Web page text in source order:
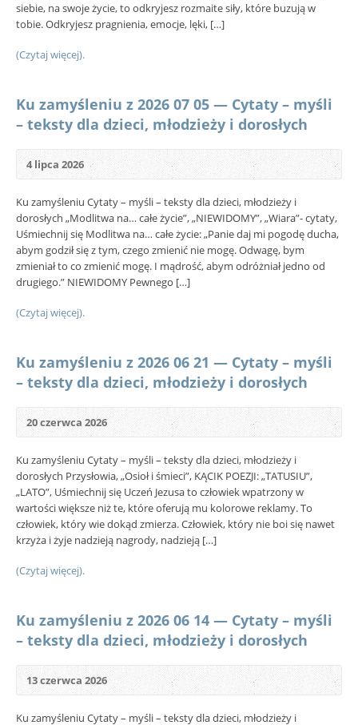
siebie, na swoje życie, to odkryjesz rozmaite siły, które buzują w
tobie. Odkryjesz pragnienia, emocje, lęki, […]
(Czytaj więcej).
Ku zamyśleniu z 2026 07 05 — Cytaty – myśli
– teksty dla dzieci, młodzieży i dorosłych
4 lipca 2026
Ku zamyśleniu Cytaty – myśli – teksty dla dzieci, młodzieży i
dorosłych „Modlitwa na… całe życie”, „NIEWIDOMY”, „Wiara”- cytaty,
Uśmiechnij się Modlitwa na… całe życie: „Panie daj mi pogodę ducha,
abym godził się z tym, czego zmienić nie mogę. Odwagę, bym
zmieniał to co zmienić mogę. I mądrość, abym odróżniał jedno od
drugiego.” NIEWIDOMY Pewnego […]
(Czytaj więcej).
Ku zamyśleniu z 2026 06 21 — Cytaty – myśli
– teksty dla dzieci, młodzieży i dorosłych
20 czerwca 2026
Ku zamyśleniu Cytaty – myśli – teksty dla dzieci, młodzieży i
dorosłych Przysłowia, „Osioł i śmieci”, KĄCIK POEZJI: „TATUSIU”,
„LATO”, Uśmiechnij się Uczeń Jezusa to człowiek wpatrzony w
wartości większe niż te, które oferują mu kolorowe reklamy. To
człowiek, który wie dokąd zmierza. Człowiek, który nie boi się nawet
krzyża i żyje nadzieją nagrody, nadzieją […]
(Czytaj więcej).
Ku zamyśleniu z 2026 06 14 — Cytaty – myśli
– teksty dla dzieci, młodzieży i dorosłych
13 czerwca 2026
Ku zamyśleniu Cytaty – myśli – teksty dla dzieci, młodzieży i